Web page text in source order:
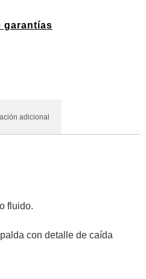
garantías
adicional
fluido.
con detalle de caída